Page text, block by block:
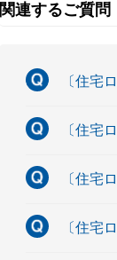
関連するご質問
〔住宅
〔住宅
〔住宅
〔住宅